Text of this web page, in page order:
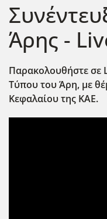
Άρης -
Παρακολουθήστε σε
Τύπου του Άρη, με
Κεφαλαίου της ΚΑΕ.